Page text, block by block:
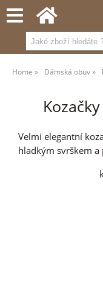
Home Dámská obuv
Velmi elegantní
hladkým svrškem